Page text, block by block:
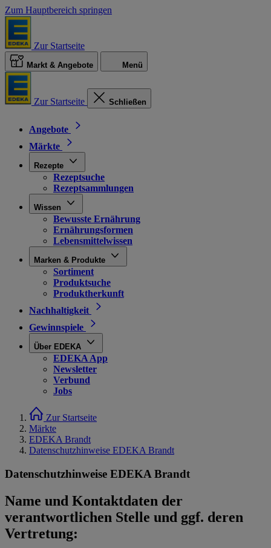
Zum Hauptbereich springen
Zur Startseite
Markt & Angebote Menü
Zur Startseite Schließen
Angebote
Märkte
Rezepte
Rezeptsuche
Rezeptsammlungen
Wissen
Bewusste Ernährung
Ernährungsformen
Lebensmittelwissen
Marken & Produkte
Sortiment
Produktsuche
Produktherkunft
Nachhaltigkeit
Gewinnspiele
Über EDEKA
EDEKA App
Newsletter
Verbund
Jobs
Zur Startseite
Märkte
EDEKA Brandt
Datenschutzhinweise EDEKA Brandt
Datenschutzhinweise EDEKA Brandt
Name und Kontaktdaten der
verantwortlichen Stelle und ggf. deren
Vertretung: